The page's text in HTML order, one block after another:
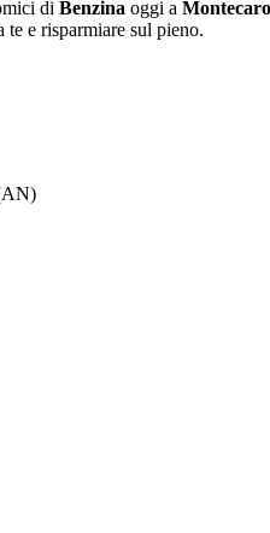
di Benzina oggi a
e risparmiare sul pieno.